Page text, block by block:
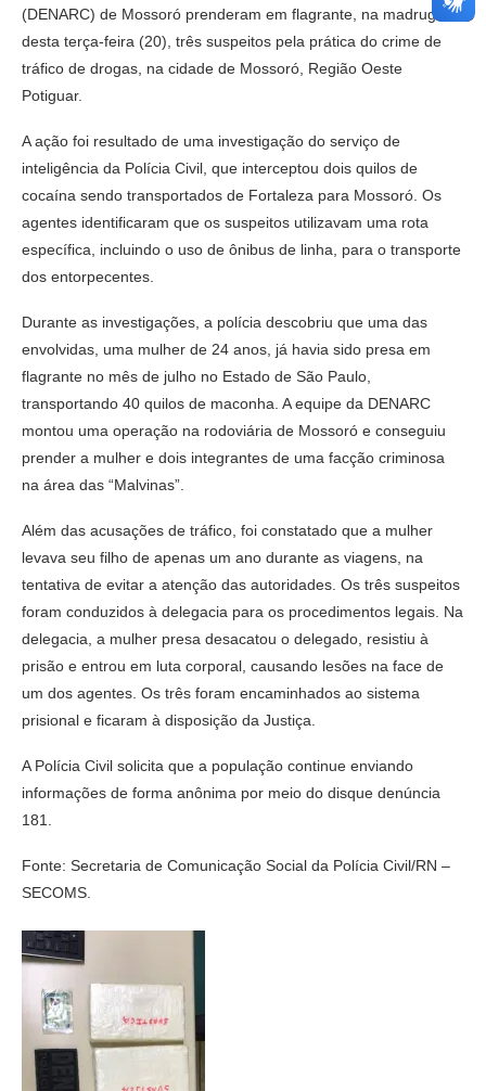
(DENARC) de Mossoró prenderam em flagrante, na madruga
desta terça-feira (20), três suspeitos pela prática do crime de
tráfico de drogas, na cidade de Mossoró, Região Oeste
Potiguar.
A ação foi resultado de uma investigação do serviço de
inteligência da Polícia Civil, que interceptou dois quilos de
cocaína sendo transportados de Fortaleza para Mossoró. Os
agentes identificaram que os suspeitos utilizavam uma rota
específica, incluindo o uso de ônibus de linha, para o transporte
dos entorpecentes.
Durante as investigações, a polícia descobriu que uma das
envolvidas, uma mulher de 24 anos, já havia sido presa em
flagrante no mês de julho no Estado de São Paulo,
transportando 40 quilos de maconha. A equipe da DENARC
montou uma operação na rodoviária de Mossoró e conseguiu
prender a mulher e dois integrantes de uma facção criminosa
na área das “Malvinas”.
Além das acusações de tráfico, foi constatado que a mulher
levava seu filho de apenas um ano durante as viagens, na
tentativa de evitar a atenção das autoridades. Os três suspeitos
foram conduzidos à delegacia para os procedimentos legais. Na
delegacia, a mulher presa desacatou o delegado, resistiu à
prisão e entrou em luta corporal, causando lesões na face de
um dos agentes. Os três foram encaminhados ao sistema
prisional e ficaram à disposição da Justiça.
A Polícia Civil solicita que a população continue enviando
informações de forma anônima por meio do disque denúncia
181.
Fonte: Secretaria de Comunicação Social da Polícia Civil/RN –
SECOMS.